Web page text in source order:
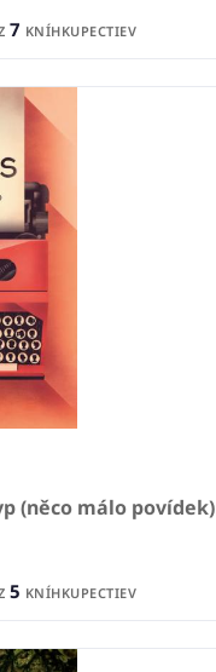
7 KNÍHKUPECTIEV
(něco málo povídek)
5 KNÍHKUPECTIEV